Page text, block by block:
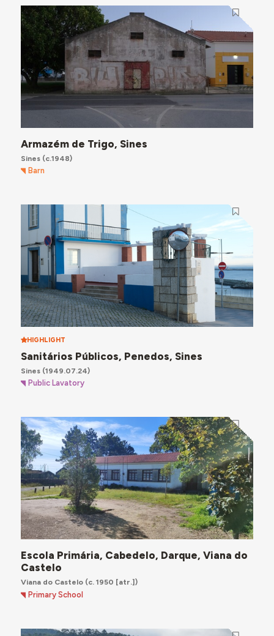
Armazém de Trigo, Sines
Sines(c.1948)
Barn
HIGHLIGHT
Sanitários Públicos, Penedos, Sines
Sines(1949.07.24)
Public Lavatory
Escola Primária, Cabedelo, Darque, Viana do
Castelo
Viana do Castelo(c. 1950 [atr.])
Primary School